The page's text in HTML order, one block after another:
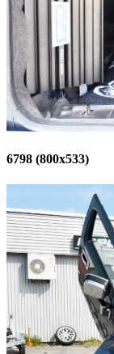
6798 (800x533)